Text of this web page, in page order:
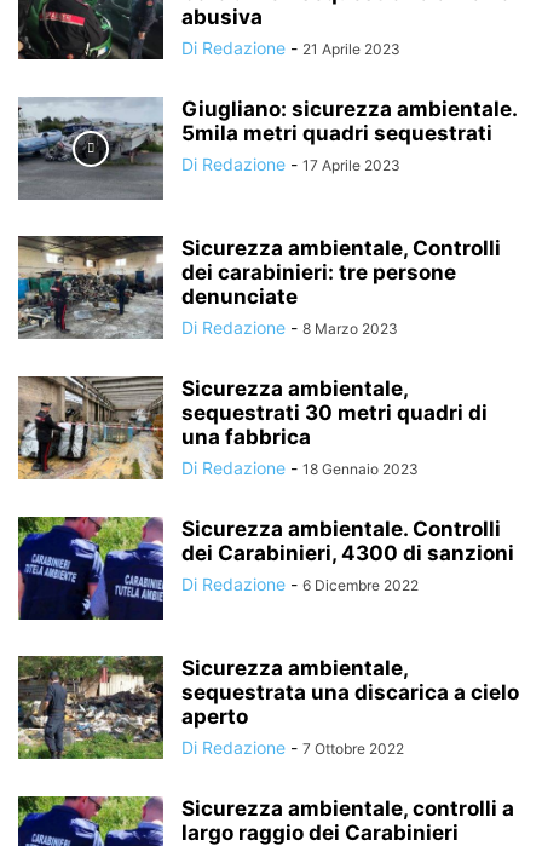
abusiva
Di Redazione - 21 Aprile 2023
Giugliano: sicurezza ambientale.
5mila metri quadri sequestrati
Di Redazione - 17 Aprile 2023
Sicurezza ambientale, Controlli
dei carabinieri: tre persone
denunciate
Di Redazione - 8 Marzo 2023
Sicurezza ambientale,
sequestrati 30 metri quadri di
una fabbrica
Di Redazione - 18 Gennaio 2023
Sicurezza ambientale. Controlli
dei Carabinieri, 4300 di sanzioni
Di Redazione - 6 Dicembre 2022
Sicurezza ambientale,
sequestrata una discarica a cielo
aperto
Di Redazione - 7 Ottobre 2022
Sicurezza ambientale, controlli a
largo raggio dei Carabinieri